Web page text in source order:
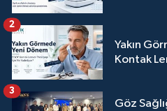
Yakın
Kontak
2
Göz
3